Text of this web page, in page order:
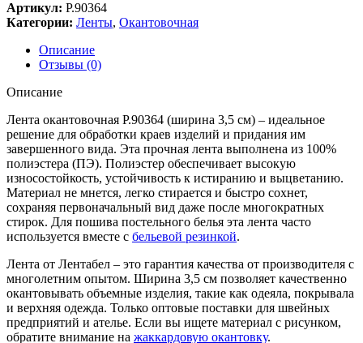
Артикул: Р.90364
Категории: Ленты, Окантовочная
Описание
Отзывы (0)
Описание
Лента окантовочная Р.90364 (ширина 3,5 см) – идеальное
решение для обработки краев изделий и придания им
завершенного вида. Эта прочная лента выполнена из 100%
полиэстера (ПЭ). Полиэстер обеспечивает высокую
износостойкость, устойчивость к истиранию и выцветанию.
Материал не мнется, легко стирается и быстро сохнет,
сохраняя первоначальный вид даже после многократных
стирок. Для пошива постельного белья эта лента часто
используется вместе с бельевой резинкой.
Лента от Лентабел – это гарантия качества от производителя с
многолетним опытом. Ширина 3,5 см позволяет качественно
окантовывать объемные изделия, такие как одеяла, покрывала
и верхняя одежда. Только оптовые поставки для швейных
предприятий и ателье. Если вы ищете материал с рисунком,
обратите внимание на жаккардовую окантовку.